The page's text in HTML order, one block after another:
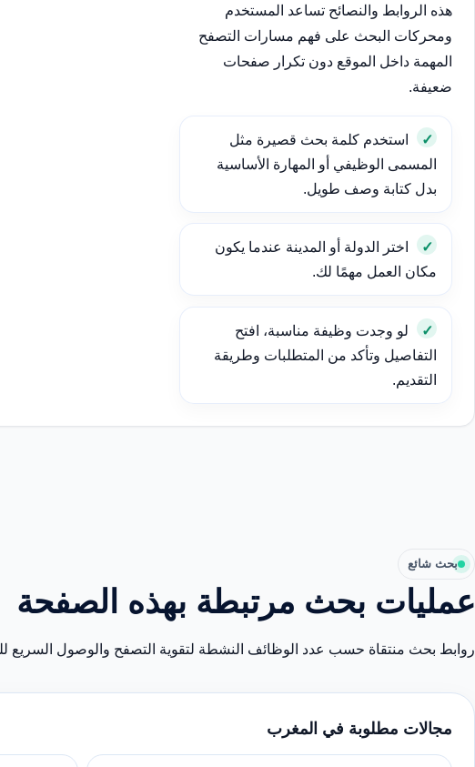
هذه الروابط والنصائح تساعد المستخدم
ومحركات البحث على فهم مسارات التصفح
المهمة داخل الموقع دون تكرار صفحات
ضعيفة.
استخدم كلمة بحث قصيرة مثل
المسمى الوظيفي أو المهارة الأساسية
بدل كتابة وصف طويل.
اختر الدولة أو المدينة عندما يكون
مكان العمل مهمًا لك.
لو وجدت وظيفة مناسبة، افتح
التفاصيل وتأكد من المتطلبات وطريقة
التقديم.
بحث شائع
عمليات بحث مرتبطة بهذه الصفحة
روابط بحث منتقاة حسب عدد الوظائف النشطة لتقوية التصفح والوصول السريع
مجالات مطلوبة في المغرب